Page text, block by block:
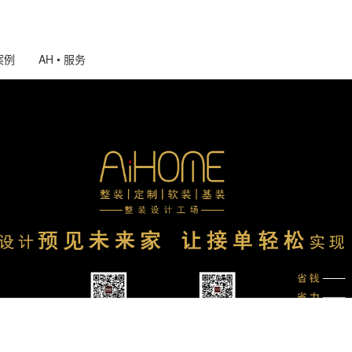
例 AH • 服务